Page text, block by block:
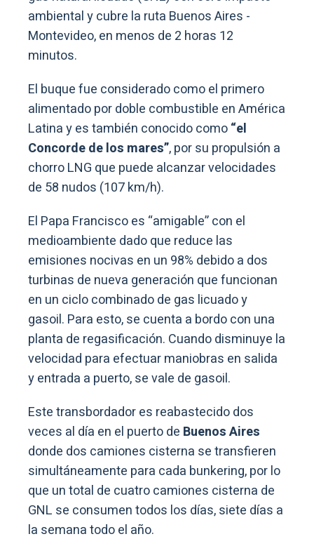
ambiental y cubre la ruta Buenos Aires -
Montevideo, en menos de 2 horas 12
minutos.
El buque fue considerado como el primero
alimentado por doble combustible en América
Latina y es también conocido como“el
Concorde de los mares”, por su propulsión a
chorro LNG que puede alcanzar velocidades
de 58 nudos (107 km/h).
El Papa Francisco es “amigable” con el
medioambiente dado que reduce las
emisiones nocivas en un 98% debido a dos
turbinas de nueva generación que funcionan
en un ciclo combinado de gas licuado y
gasoil. Para esto, se cuenta a bordo con una
planta de regasificación. Cuando disminuye la
velocidad para efectuar maniobras en salida
y entrada a puerto, se vale de gasoil.
Este transbordador es reabastecido dos
veces al día en el puerto de Buenos Aires
donde dos camiones cisterna se transfieren
simultáneamente para cada bunkering, por lo
que un total de cuatro camiones cisterna de
GNL se consumen todos los días, siete días a
la semana todo el año.